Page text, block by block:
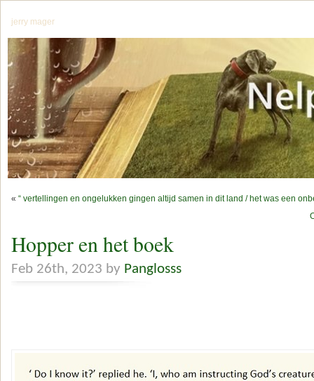
jerry mager
« “ vertellingen en ongelukken gingen altijd samen in dit land / het was een
Hopper en het boek
Feb 26th, 2023 by Panglosss